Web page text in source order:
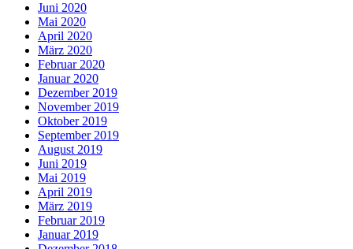
Juni 2020
Mai 2020
April 2020
März 2020
Februar 2020
Januar 2020
Dezember 2019
November 2019
Oktober 2019
September 2019
August 2019
Juni 2019
Mai 2019
April 2019
März 2019
Februar 2019
Januar 2019